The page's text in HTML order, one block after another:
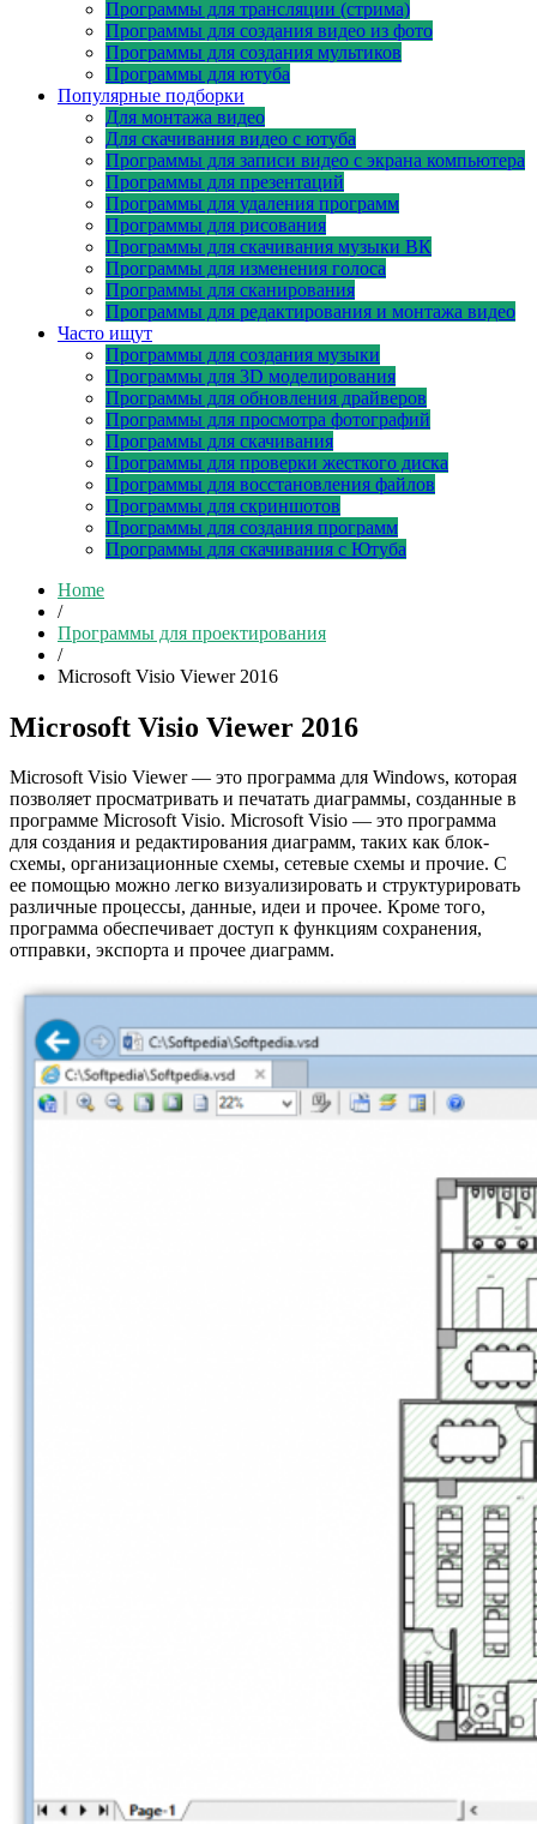
Программы для трансляции (стрима)
Программы для создания видео из фото
Программы для создания мультиков
Программы для ютуба
Популярные подборки
Для монтажа видео
Для скачивания видео с ютуба
Программы для записи видео с экрана компьютера
Программы для презентаций
Программы для удаления программ
Программы для рисования
Программы для скачивания музыки ВК
Программы для изменения голоса
Программы для сканирования
Программы для редактирования и монтажа видео
Часто ищут
Программы для создания музыки
Программы для 3D моделирования
Программы для обновления драйверов
Программы для просмотра фотографий
Программы для скачивания
Программы для проверки жесткого диска
Программы для восстановления файлов
Программы для скриншотов
Программы для создания программ
Программы для скачивания с Ютуба
Home
/
Программы для проектирования
/
Microsoft Visio Viewer 2016
Microsoft Visio Viewer 2016
Microsoft Visio Viewer — это программа для Windows, которая
позволяет просматривать и печатать диаграммы, созданные в
программе Microsoft Visio. Microsoft Visio — это программа
для создания и редактирования диаграмм, таких как блок-
схемы, организационные схемы, сетевые схемы и прочие. С
ее помощью можно легко визуализировать и структурировать
различные процессы, данные, идеи и прочее. Кроме того,
программа обеспечивает доступ к функциям сохранения,
отправки, экспорта и прочее диаграмм.